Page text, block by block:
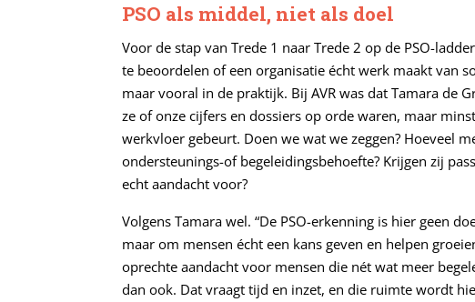
PSO als middel, niet als doel
Voor de stap van Trede 1 naar Trede 2 op de PSO-
te beoordelen of een organisatie écht werk maakt van
maar vooral in de praktijk. Bij AVR was dat Tamara de
ze of onze cijfers en dossiers op orde waren, maar
werkvloer gebeurt. Doen we wat we zeggen? Hoeveel
ondersteunings-of begeleidingsbehoefte? Krijgen zij
echt aandacht voor?
Volgens Tamara wel. “De PSO-erkenning is hier geen
maar om mensen écht een kans geven en helpen
oprechte aandacht voor mensen die nét wat meer
dan ook. Dat vraagt tijd en inzet, en die ruimte wordt